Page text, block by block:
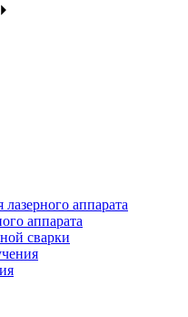
аппарата
аппарата
сварки